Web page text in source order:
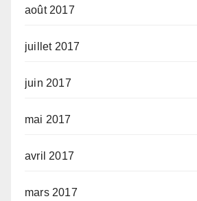
août 2017
juillet 2017
juin 2017
mai 2017
avril 2017
mars 2017